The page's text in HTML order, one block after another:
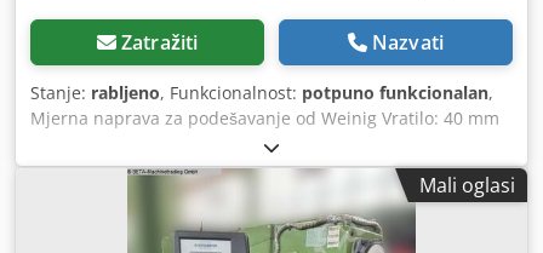
Zatražiti Nazvati
Stanje: rabljeno, Funkcionalnost: potpuno funkcionalan,
Mjerna naprava za podešavanje od Weinig Vratilo: 40 mm
Kružni radijus alata: 80 - 300 mm Dcedpfjxxprwjx Agxok
Dužina stezanja: 310 mm
Mali oglasi